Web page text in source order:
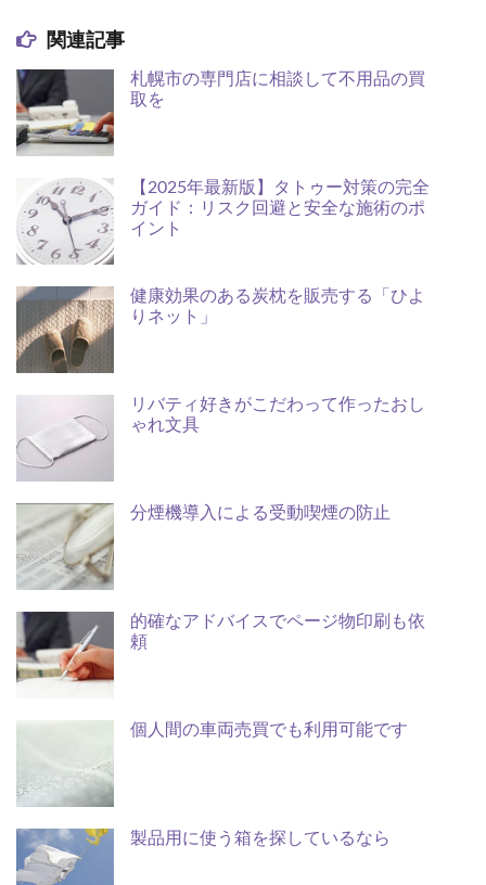
関連記事
札幌市の専門店に相談して不用品の買
取を
【2025年最新版】タトゥー対策の完全
ガイド：リスク回避と安全な施術のポ
イント
健康効果のある炭枕を販売する「ひよ
りネット」
リバティ好きがこだわって作ったおし
ゃれ文具
分煙機導入による受動喫煙の防止
的確なアドバイスでページ物印刷も依
頼
個人間の車両売買でも利用可能です
製品用に使う箱を探しているなら